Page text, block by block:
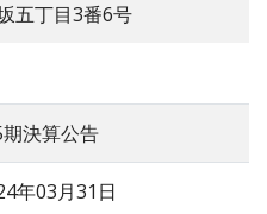
五丁目3番6号
決算公告
年03月31日